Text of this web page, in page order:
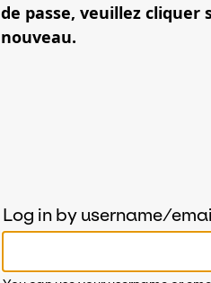
de passe, veuillez cliquer
nouveau.
Log in by username/